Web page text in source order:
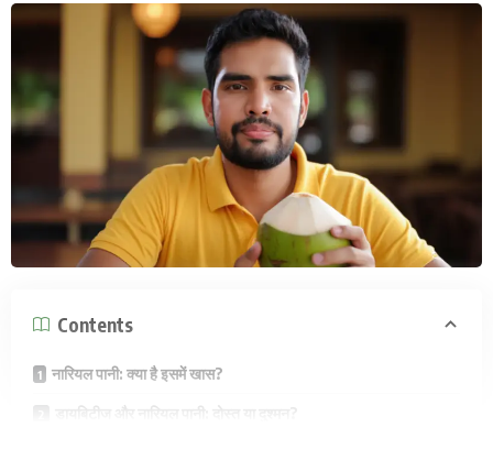
Contents
नारियल पानी: क्या है इसमें खास?
डायबिटीज और नारियल पानी: दोस्त या दुश्मन?